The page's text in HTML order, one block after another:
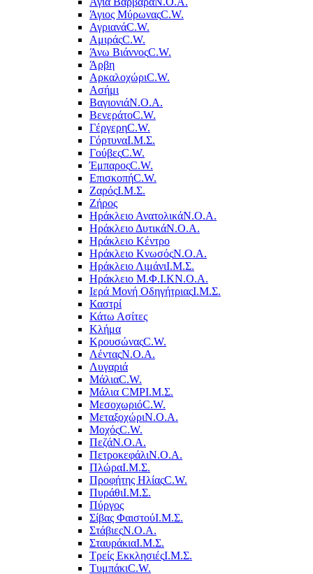
Άγιος ΜύρωναςC.W.
ΑγριανάC.W.
ΑμιράςC.W.
Άνω ΒιάννοςC.W.
Άρβη
ΑρκαλοχώριC.W.
Ασήμι
ΒαγιονιάΝ.Ο.Α.
ΒενεράτοC.W.
ΓέργερηC.W.
ΓόρτυναΙ.Μ.Σ.
ΓούβεςC.W.
ΈμπαροςC.W.
ΕπισκοπήC.W.
ΖαρόςΙ.Μ.Σ.
Ζήρος
Ηράκλειο ΑνατολικάΝ.Ο.Α.
Ηράκλειο ΔυτικάΝ.Ο.Α.
Ηράκλειο Κέντρο
Ηράκλειο ΚνωσόςΝ.Ο.Α.
Ηράκλειο ΛιμάνιΙ.Μ.Σ.
Ηράκλειο Μ.Φ.Ι.ΚΝ.Ο.Α.
Ιερά Μονή ΟδηγήτριαςΙ.Μ.Σ.
Καστρί
Κάτω Ασίτες
Κλήμα
ΚρουσώναςC.W.
ΛένταςΝ.Ο.Α.
Λυγαριά
ΜάλιαC.W.
Μάλια CMPΙ.Μ.Σ.
ΜεσοχωριόC.W.
ΜεταξοχώριΝ.Ο.Α.
ΜοχόςC.W.
ΠεζάΝ.Ο.Α.
ΠετροκεφάλιΝ.Ο.Α.
ΠλώραΙ.Μ.Σ.
Προφήτης ΗλίαςC.W.
ΠυράθιΙ.Μ.Σ.
Πύργος
Σίβας ΦαιστούΙ.Μ.Σ.
ΣτάβιεςΝ.Ο.Α.
ΣταυράκιαΙ.Μ.Σ.
Τρείς ΕκκλησιέςΙ.Μ.Σ.
ΤυμπάκιC.W.